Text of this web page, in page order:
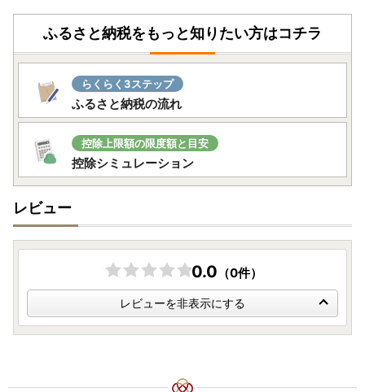
ふるさと納税をもっと知りたい方はコチラ
らくらく3ステップ
ふるさと納税の流れ
控除上限額の限度額と目安
控除シミュレーション
レビュー
0.0 （0件）
レビューを非表示にする